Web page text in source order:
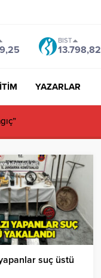
BIST
13.798,82
YAZARLAR
suç üstü